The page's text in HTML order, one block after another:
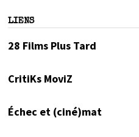
LIENS
28 Films Plus Tard
CritiKs MoviZ
Échec et (ciné)mat